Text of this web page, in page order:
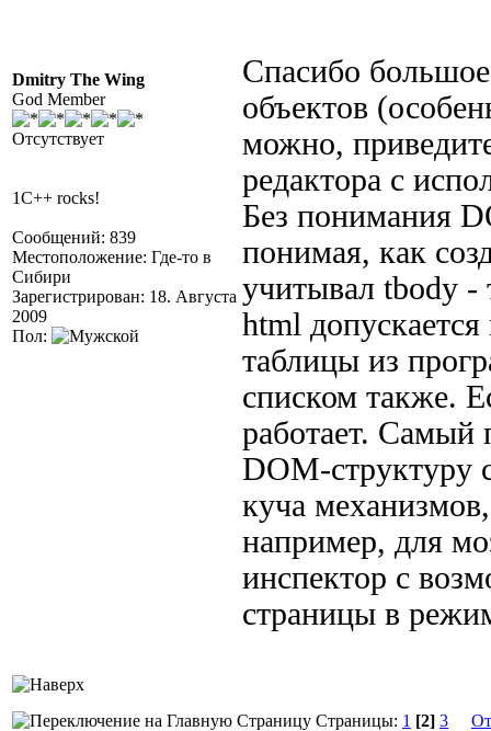
Dmitry The Wing
God Member
Отсутствует
1C++ rocks!
Сообщений: 839
Местоположение: Где-то в
Сибири
Зарегистрирован: 18. Августа
2009
Пол:
Спасибо
объектов
можно,
редактора с
Без понимания
понимая, как
учитывал tbody -
html
таблицы из
списком также.
работает. Самый
DOM-структуру
куча
например, для
инспектор с
страницы в
Страницы: 1 [2] 3